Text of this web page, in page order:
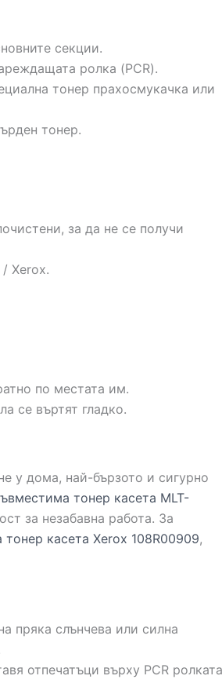
секции.
ролка (PCR).
тонер прахосмукачка или
тонер.
за да не се получи
Xerox.
по местата им.
се въртят гладко.
у дома, най-бързото и сигурно
тонер касета MLT-
за незабавна работа. За
касета Xerox 108R00909,
пряка слънчева или силна
отпечатъци върху PCR ролката